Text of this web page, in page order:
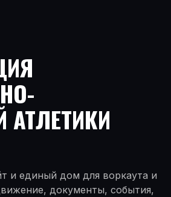
АТЛЕТИКИ
и единый дом для воркаута и
документы, события,